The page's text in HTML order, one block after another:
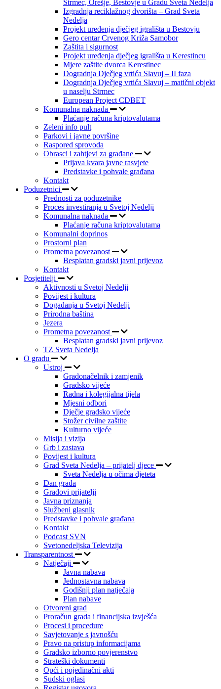
Strmec, Orešje, Bestovje u Gradu Sveta Nedelja
Izgradnja reciklažnog dvorišta – Grad Sveta
Nedelja
Projekt uređenja dječjeg igrališta u Bestovju
Gero centar Crvenog Križa Samobor
Zaštita i sigurnost
Projekt uređenja dječjeg igrališta u Kerestincu
Mjere zaštite dvorca Kerestinec
Dogradnja Dječjeg vrtića Slavuj – II faza
Dogradnja Dječjeg vrtića Slavuj – matični objekt
u naselju Strmec
European Project CDBET
Komunalna naknada
Plaćanje računa kriptovalutama
Zeleni info pult
Parkovi i javne površine
Raspored sprovoda
Obrasci i zahtjevi za građane
Prijava kvara javne rasvjete
Predstavke i pohvale građana
Kontakt
Poduzetnici
Prednosti za poduzetnike
Proces investiranja u Svetoj Nedelji
Komunalna naknada
Plaćanje računa kriptovalutama
Komunalni doprinos
Prostorni plan
Prometna povezanost
Besplatan gradski javni prijevoz
Kontakt
Posjetitelji
Aktivnosti u Svetoj Nedelji
Povijest i kultura
Događanja u Svetoj Nedelji
Prirodna baština
Jezera
Prometna povezanost
Besplatan gradski javni prijevoz
TZ Sveta Nedelja
O gradu
Ustroj
Gradonačelnik i zamjenik
Gradsko vijeće
Radna i kolegijalna tijela
Mjesni odbori
Dječje gradsko vijeće
Stožer civilne zaštite
Kulturno vijeće
Misija i vizija
Grb i zastava
Povijest i kultura
Grad Sveta Nedelja – prijatelj djece
Sveta Nedelja u očima djeteta
Dan grada
Gradovi prijatelji
Javna priznanja
Službeni glasnik
Predstavke i pohvale građana
Kontakt
Podcast SVN
Svetonedeljska Televizija
Transparentnost
Natječaji
Javna nabava
Jednostavna nabava
Godišnji plan natječaja
Plan nabave
Otvoreni grad
Proračun grada i financijska izvješća
Procesi i procedure
Savjetovanje s javnošću
Pravo na pristup informacijama
Gradsko izborno povjerenstvo
Strateški dokumenti
Opći i pojedinačni akti
Sudski oglasi